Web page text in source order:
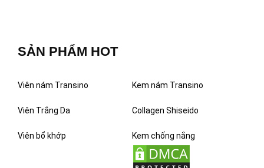
SẢN PHẨM HOT
Viên nám Transino Kem nám Transino
Viên Trắng Da Collagen Shiseido
Viên bổ khớp Kem chống nắng